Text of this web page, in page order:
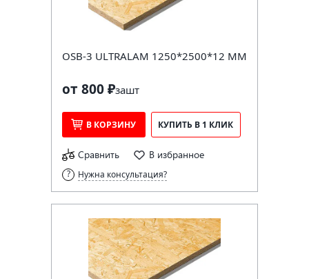
OSB-3 ULTRALAM 1250*2500*12 ММ
от 800 ₽зашт
В КОРЗИНУ КУПИТЬ В 1 КЛИК
Сравнить В избранное
Нужна консультация?